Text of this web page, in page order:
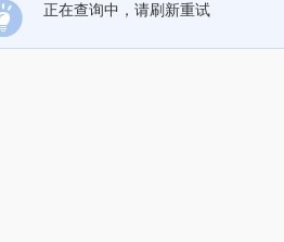
正在查询中，请刷新重试